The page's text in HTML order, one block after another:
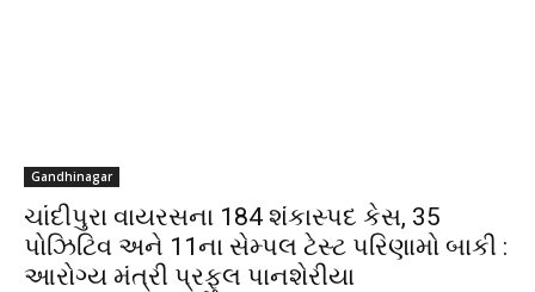
Gandhinagar
ચાંદીપુરા વાયરસના 184 શંકાસ્પદ કેસ, 35
પોઝિટિવ અને 11ના સેમ્પલ ટેસ્ટ પરિણામો બાકી :
આરોગ્ય મંત્રી પ્રફુલ પાનશેરીયા